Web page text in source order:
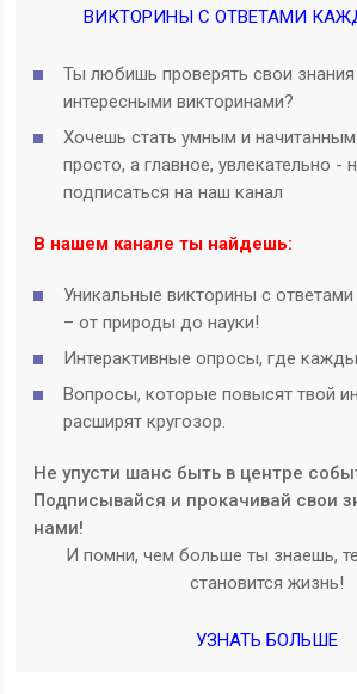
ВИКТОРИНЫ С ОТВЕТАМИ
Ты любишь проверять свои
интересными викторинами?
Хочешь стать умным и
просто, а главное, увлекательно -
подписаться на наш канал
В нашем канале ты найдешь:
Уникальные викторины с
– от природы до науки!
Интерактивные опросы, где
Вопросы, которые повысят твой
расширят кругозор.
Не упусти шанс быть в центре
Подписывайся и прокачивай свои
нами!
И помни, чем больше ты знаешь,
становится жизнь!
УЗНАТЬ БОЛЬШЕ